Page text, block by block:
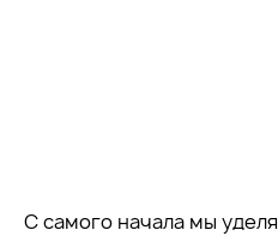
С самого начала мы